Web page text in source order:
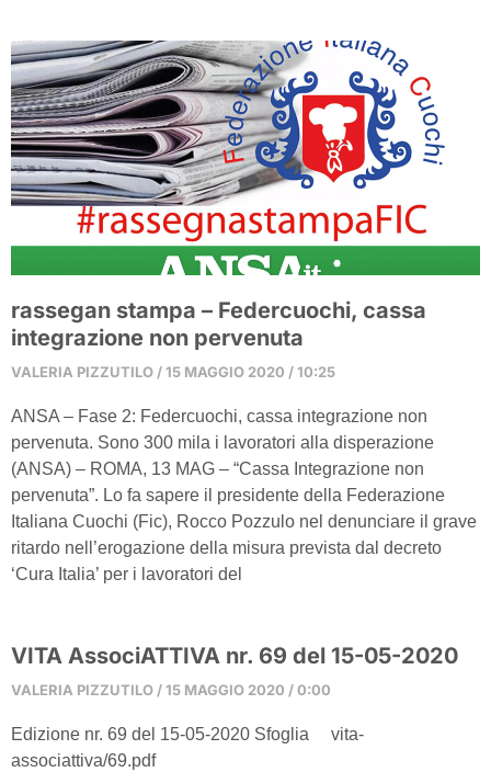
rassegan stampa – Federcuochi, cassa
integrazione non pervenuta
VALERIA PIZZUTILO 15 MAGGIO 2020 10:25
ANSA – Fase 2: Federcuochi, cassa integrazione non
pervenuta. Sono 300 mila i lavoratori alla disperazione
(ANSA) – ROMA, 13 MAG – “Cassa Integrazione non
pervenuta”. Lo fa sapere il presidente della Federazione
Italiana Cuochi (Fic), Rocco Pozzulo nel denunciare il grave
ritardo nell’erogazione della misura prevista dal decreto
‘Cura Italia’ per i lavoratori del
VITA AssociATTIVA nr. 69 del 15-05-2020
VALERIA PIZZUTILO 15 MAGGIO 2020 0:00
Edizione nr. 69 del 15-05-2020 Sfoglia vita-
associattiva/69.pdf